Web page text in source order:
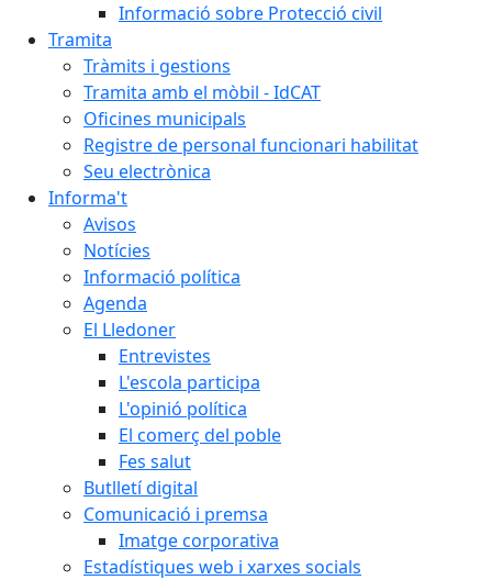
Informació sobre Protecció civil
Tramita
Tràmits i gestions
Tramita amb el mòbil - IdCAT
Oficines municipals
Registre de personal funcionari habilitat
Seu electrònica
Informa't
Avisos
Notícies
Informació política
Agenda
El Lledoner
Entrevistes
L'escola participa
L'opinió política
El comerç del poble
Fes salut
Butlletí digital
Comunicació i premsa
Imatge corporativa
Estadístiques web i xarxes socials